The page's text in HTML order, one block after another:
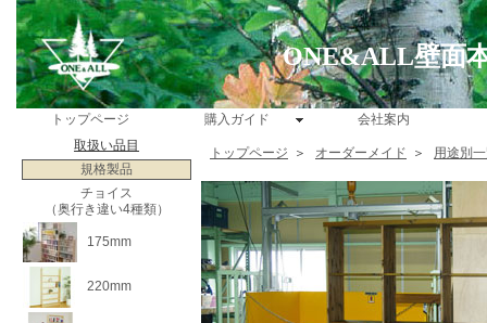
ONE&ALL壁面
トップページ 購入ガイド
会社案内
取扱い品目
規格製品
チョイス
（奥行き違い4種類）
175mm
220mm
トップページ ＞ オーダーメイド ＞ 用途別